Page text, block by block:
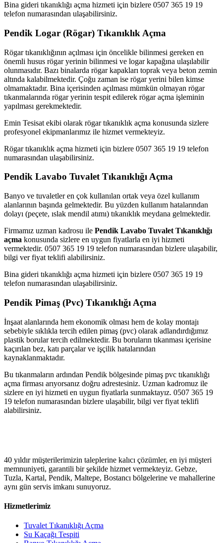
Bina gideri tıkanıklığı açma hizmeti için bizlere 0507 365 19 19
telefon numarasından ulaşabilirsiniz.
Pendik Logar (Rögar) Tıkanıklık Açma
Rögar tıkanıklığının açılması için öncelikle bilinmesi gereken en
önemli husus rögar yerinin bilinmesi ve logar kapağına ulaşılabilir
olunmasıdır. Bazı binalarda rögar kapakları toprak veya beton zemin
altında kalabilmektedir. Çoğu zaman ise rögar yerini bilen kimse
olmamaktadır. Bina içerisinden açılması mümkün olmayan rögar
tıkanmalarında rögar yerinin tespit edilerek rögar açma işleminin
yapılması gerekmektedir.
Emin Tesisat ekibi olarak rögar tıkanıklık açma konusunda sizlere
profesyonel ekipmanlarımız ile hizmet vermekteyiz.
Rögar tıkanıklık açma hizmeti için bizlere 0507 365 19 19 telefon
numarasından ulaşabilirsiniz.
Pendik Lavabo Tuvalet Tıkanıklığı Açma
Banyo ve tuvaletler en çok kullanılan ortak veya özel kullanım
alanlarının başında gelmektedir. Bu yüzden kullanım hatalarından
dolayı (peçete, ıslak mendil atımı) tıkanıklık meydana gelmektedir.
Firmamız uzman kadrosu ile Pendik Lavabo Tuvalet Tıkanıklığı
açma konusunda sizlere en uygun fiyatlarla en iyi hizmeti
vermektedir. 0507 365 19 19 telefon numarasından bizlere ulaşabilir,
bilgi ver fiyat teklifi alabilirsiniz.
Bina gideri tıkanıklığı açma hizmeti için bizlere 0507 365 19 19
telefon numarasından ulaşabilirsiniz.
Pendik Pimaş (Pvc) Tıkanıklığı Açma
İnşaat alanlarında hem ekonomik olması hem de kolay montajı
sebebiyle sıklıkla tercih edilen pimaş (pvc) olarak adlandırdığımız
plastik borular tercih edilmektedir. Bu boruların tıkanması içerisine
kaçırılan bez, katı parçalar ve işçilik hatalarından
kaynaklanmaktadır.
Bu tıkanmaların ardından Pendik bölgesinde pimaş pvc tıkanıklığı
açma firması arıyorsanız doğru adrestesiniz. Uzman kadromuz ile
sizlere en iyi hizmeti en uygun fiyatlarla sunmaktayız. 0507 365 19
19 telefon numarasından bizlere ulaşabilir, bilgi ver fiyat teklifi
alabilirsiniz.
40 yıldır müşterilerimizin taleplerine kalıcı çözümler, en iyi müşteri
memnuniyeti, garantili bir şekilde hizmet vermekteyiz. Gebze,
Tuzla, Kartal, Pendik, Maltepe, Bostancı bölgelerine ve mahallerine
aynı gün servis imkanı sunuyoruz.
Hizmetlerimiz
Tuvalet Tıkanıklığı Açma
Su Kaçağı Tespiti